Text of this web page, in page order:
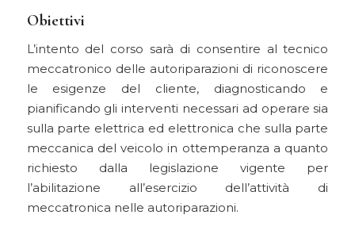
Obiettivi
L’intento del corso sarà di consentire al tecnico
meccatronico delle autoriparazioni di riconoscere
le esigenze del cliente, diagnosticando e
pianificando gli interventi necessari ad operare sia
sulla parte elettrica ed elettronica che sulla parte
meccanica del veicolo in ottemperanza a quanto
richiesto dalla legislazione vigente per
l’abilitazione all’esercizio dell’attività di
meccatronica nelle autoriparazioni.